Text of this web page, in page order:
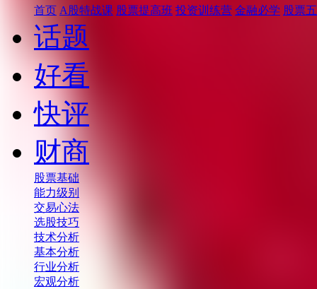
首页 A股特战课 股票提高班 投资训练营 金融必学 股票
话题
好看
快评
财商
股票基础
能力级别
交易心法
选股技巧
技术分析
基本分析
行业分析
宏观分析